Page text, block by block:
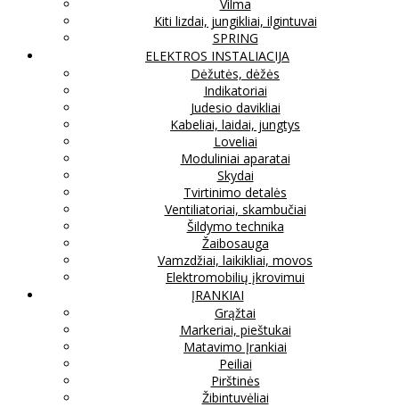
Vilma
Kiti lizdai, jungikliai, ilgintuvai
SPRING
ELEKTROS INSTALIACIJA
Dėžutės, dėžės
Indikatoriai
Judesio davikliai
Kabeliai, laidai, jungtys
Loveliai
Moduliniai aparatai
Skydai
Tvirtinimo detalės
Ventiliatoriai, skambučiai
Šildymo technika
Žaibosauga
Vamzdžiai, laikikliai, movos
Elektromobilių įkrovimui
ĮRANKIAI
Grąžtai
Markeriai, pieštukai
Matavimo Įrankiai
Peiliai
Pirštinės
Žibintuvėliai